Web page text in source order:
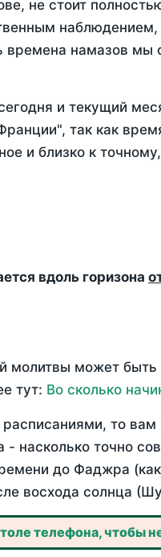
не стоит
намазов мы
и текущий
так как
и близко к
вдоль горизона
молитвы может
тут: Во сколько
то вам
- насколько точно
до Фаджра
восхода солнца
телефона, чтобы